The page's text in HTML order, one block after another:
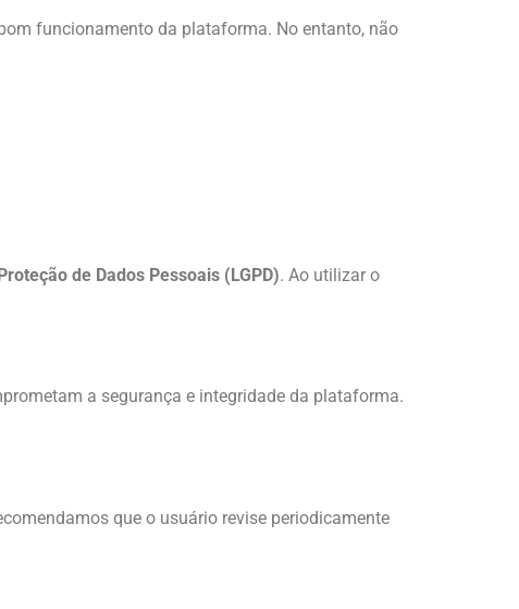
funcionamento da plataforma. No entanto, não
de Dados Pessoais (LGPD). Ao utilizar o
a segurança e integridade da plataforma.
que o usuário revise periodicamente